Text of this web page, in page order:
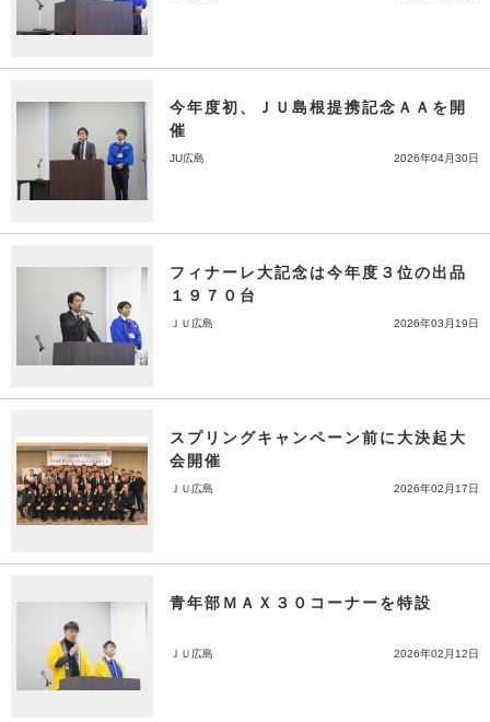
今年度初、ＪＵ島根提携記念ＡＡを開
催
JU広島 2026年04月30日
フィナーレ大記念は今年度３位の出品
１９７０台
ＪＵ広島 2026年03月19日
スプリングキャンペーン前に大決起大
会開催
ＪＵ広島 2026年02月17日
青年部ＭＡＸ３０コーナーを特設
ＪＵ広島 2026年02月12日